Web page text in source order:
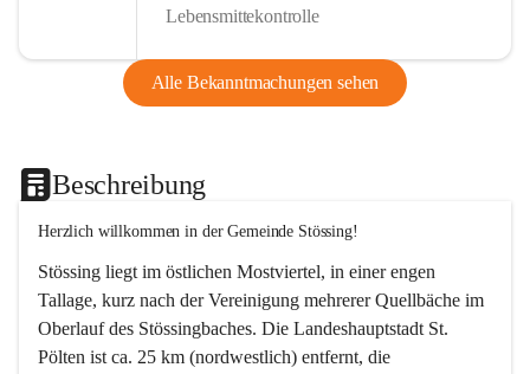
Lebensmittekontrolle
Alle Bekanntmachungen sehen
Beschreibung
Herzlich willkommen in der Gemeinde Stössing!
Stössing liegt im östlichen Mostviertel, in einer engen
Tallage, kurz nach der Vereinigung mehrerer Quellbäche im
Oberlauf des Stössingbaches. Die Landeshauptstadt St.
Pölten ist ca. 25 km (nordwestlich) entfernt, die